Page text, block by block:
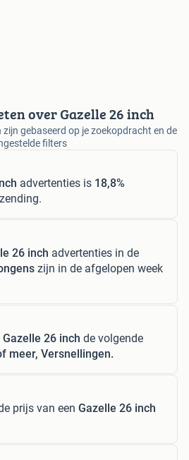
over Gazelle 26 inch
gebaseerd op je zoekopdracht en de
filters
advertenties is 18,8%
26 inch advertenties in de
zijn in de afgelopen week
Gazelle 26 inch de volgende
meer, Versnellingen.
prijs van een Gazelle 26 inch